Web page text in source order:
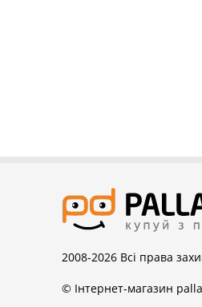
2008-2026 Всі права
© Інтернет-магазин